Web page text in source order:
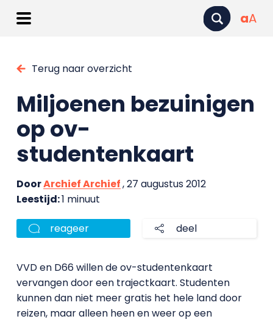
aA
Terug naar overzicht
Miljoenen bezuinigen
op ov-
studentenkaart
DoorArchief Archief, 27 augustus 2012
Leestijd:1 minuut
reageer deel
VVD en D66 willen de ov-studentenkaart
vervangen door een trajectkaart. Studenten
kunnen dan niet meer gratis het hele land door
reizen, maar alleen heen en weer op een